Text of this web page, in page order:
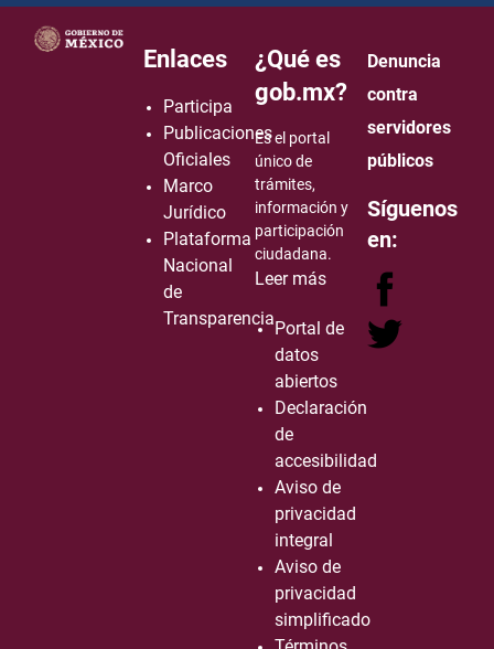
how to embed google map in website
Enlaces
Participa
Publicaciones
Oficiales
Marco
Jurídico
Plataforma
Nacional
de
Transparencia
¿Qué es
gob.mx?
Es el portal
único de
trámites,
información y
participación
ciudadana.
Leer más
Portal de
datos
abiertos
Declaración
de
accesibilidad
Aviso de
privacidad
integral
Aviso de
privacidad
simplificado
Denuncia
contra
servidores
públicos
Síguenos
en: